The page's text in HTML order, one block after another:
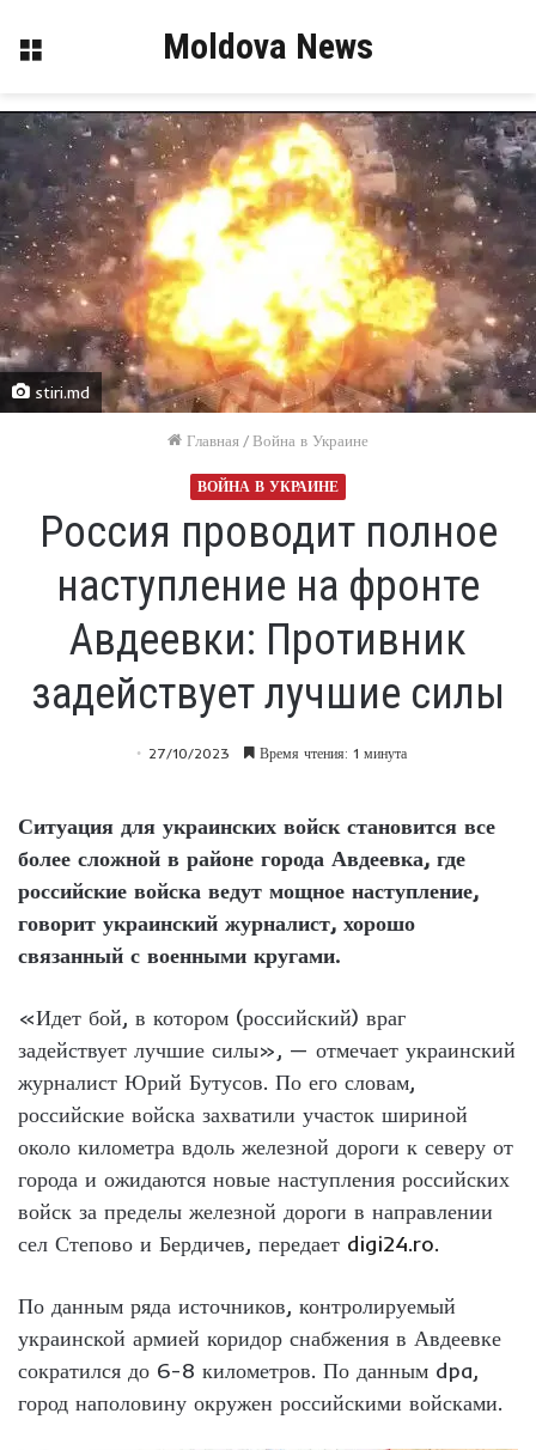
Меню Moldova News
stiri.md
Главная /Война в Украине
ВОЙНА В УКРАИНЕ
Россия проводит полное
наступление на фронте
Авдеевки: Противник
задействует лучшие силы
27/10/2023 Время чтения: 1 минута
Ситуация для украинских войск становится все
более сложной в районе города Авдеевка, где
российские войска ведут мощное наступление,
говорит украинский журналист, хорошо
связанный с военными кругами.
«Идет бой, в котором (российский) враг
задействует лучшие силы», — отмечает украинский
журналист Юрий Бутусов. По его словам,
российские войска захватили участок шириной
около километра вдоль железной дороги к северу от
города и ожидаются новые наступления российских
войск за пределы железной дороги в направлении
сел Степово и Бердичев, передает digi24.ro.
По данным ряда источников, контролируемый
украинской армией коридор снабжения в Авдеевке
сократился до 6-8 километров. По данным dpa,
город наполовину окружен российскими войсками.